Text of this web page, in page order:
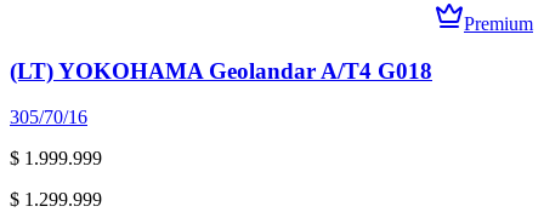
Premium
(LT) YOKOHAMA Geolandar A/T4 G018
305/70/16
$ 1.999.999
$ 1.299.999